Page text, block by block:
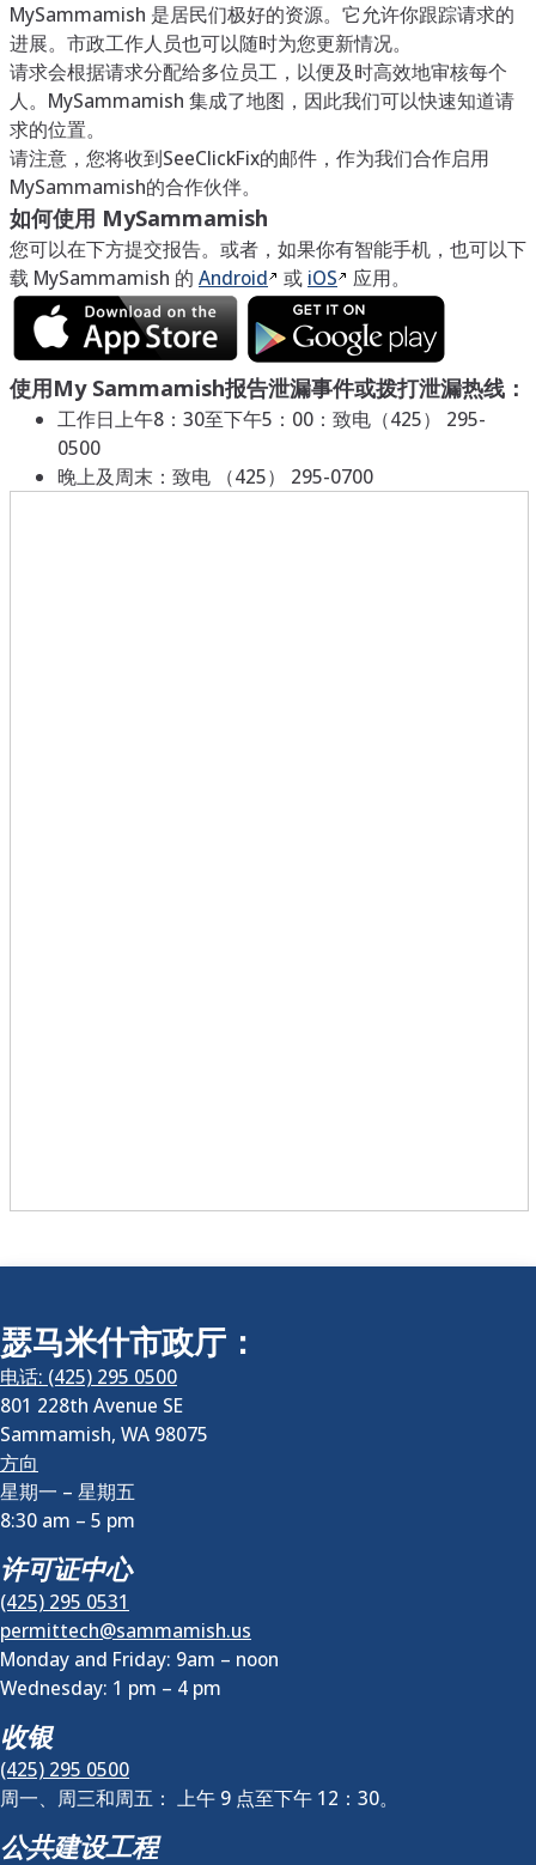
MySammamish 是居民们极好的资源。它允许你跟踪请求的
进展。市政工作人员也可以随时为您更新情况。
请求会根据请求分配给多位员工，以便及时高效地审核每个
人。MySammamish 集成了地图，因此我们可以快速知道请
求的位置。
请注意，您将收到SeeClickFix的邮件，作为我们合作启用
MySammamish的合作伙伴。
如何使用 MySammamish
您可以在下方提交报告。或者，如果你有智能手机，也可以下
载 MySammamish 的 Android 或 iOS 应用。
使用My Sammamish报告泄漏事件或拨打泄漏热线：
工作日上午8：30至下午5：00：致电（425） 295-
0500
晚上及周末：致电 （425） 295-0700
瑟马米什市政厅：
电话: (425) 295 0500
801 228th Avenue SE
Sammamish, WA 98075
方向
星期一 – 星期五
8:30 am – 5 pm
许可证中心
(425) 295 0531
permittech@sammamish.us
Monday and Friday: 9am – noon
Wednesday: 1 pm – 4 pm
收银
(425) 295 0500
周一、周三和周五： 上午 9 点至下午 12：30。
公共建设工程